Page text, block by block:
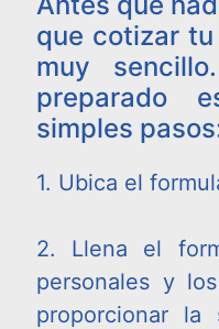
que cotizar
muy
preparado
simples
1. Ubica el
2. Llena el
personales y
proporcionar la